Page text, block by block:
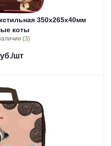
350х265х40мм
коты
(3)
/шт